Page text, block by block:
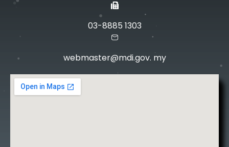
03-8885 1303
webmaster@mdi.gov. my